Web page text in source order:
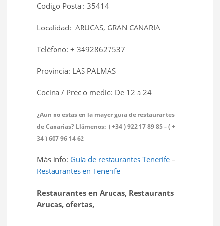
Codigo Postal: 35414
Localidad: ARUCAS, GRAN CANARIA
Teléfono: + 34928627537
Provincia: LAS PALMAS
Cocina / Precio medio: De 12 a 24 
¿Aún no estas en la mayor guía de restaurantes
de Canarias? Llámenos: ( +34 ) 922 17 89 85 – ( +
34 ) 607 96 14 62
Más info: Guía de restaurantes Tenerife –
Restaurantes en Tenerife
Restaurantes en Arucas, Restaurants
Arucas, ofertas,